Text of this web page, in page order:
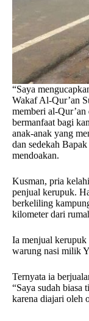
“Saya
Wakaf Al-Qur’an
memberi al-
bermanfaat bagi
anak-anak yang
dan sedekah
mendoakan.
Kusman, pria
penjual kerupuk.
berkeliling
kilometer dari
Ia menjual kerupuk
warung nasi milik
Ternyata ia
“Saya sudah biasa
karena diajari oleh